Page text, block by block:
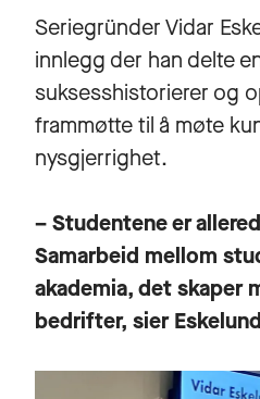
Seriegründer Vidar
innlegg der han delte
suksesshistorierer og
frammøtte til å møte
nysgjerrighet.
– Studentene er
Samarbeid mellom
akademia, det skaper
bedrifter, sier